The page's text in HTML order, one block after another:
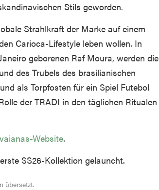
Stils geworden.
Strahlkraft der Marke auf einem
Carioca-Lifestyle leben wollen. In
geborenen Raf Moura, werden die
des Trubels des brasilianischen
als Torpfosten für ein Spiel Futebol
der TRADI in den täglichen Ritualen
Website.
SS26-Kollektion gelauncht.
übersetzt.